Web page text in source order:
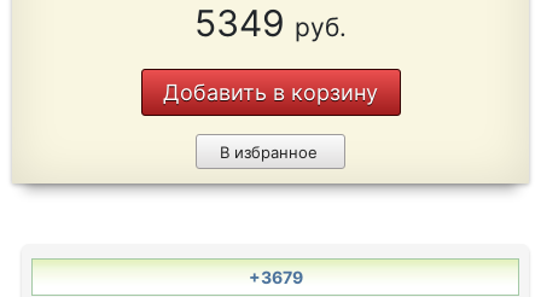
5349 руб.
Добавить в корзину
В избранное
+3679